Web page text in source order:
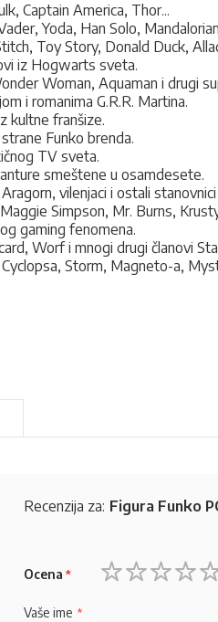
Captain America, Thor...
Yoda, Han Solo,
Toy Story, Donald Duck,
iz Hogwarts sveta.
Woman, Aquaman i drugi
i romanima G.R.R. Martina.
kultne franšize.
Funko brenda.
TV sveta.
smeštene u osamdesete.
vilenjaci i ostali
Simpson, Mr. Burns,
gaming fenomena.
Worf i mnogi drugi članovi
Storm, Magneto-a,
Recenzija za: Figura Funko
Ocena
Vaše ime